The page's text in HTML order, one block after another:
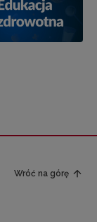
Wróć na górę